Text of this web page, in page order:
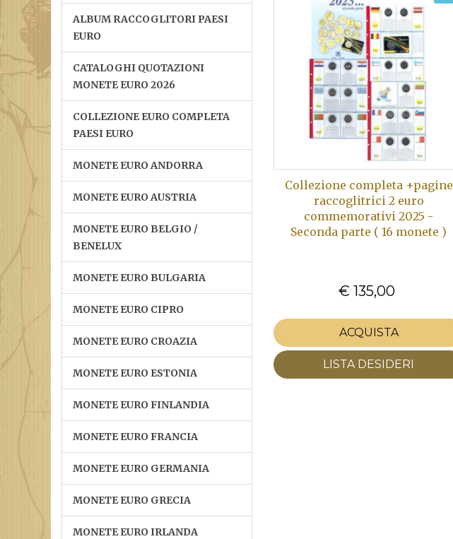
ALBUM RACCOGLITORI PAESI
EURO
CATALOGHI QUOTAZIONI
MONETE EURO 2026
COLLEZIONE EURO COMPLETA
PAESI EURO
MONETE EURO ANDORRA
MONETE EURO AUSTRIA
MONETE EURO BELGIO /
BENELUX
MONETE EURO BULGARIA
MONETE EURO CIPRO
MONETE EURO CROAZIA
MONETE EURO ESTONIA
MONETE EURO FINLANDIA
MONETE EURO FRANCIA
MONETE EURO GERMANIA
MONETE EURO GRECIA
MONETE EURO IRLANDA
Collezione completa +pagine
raccoglitrici 2 euro
commemorativi 2025 -
Seconda parte ( 16 monete )
€ 135,00
ACQUISTA
LISTA DESIDERI